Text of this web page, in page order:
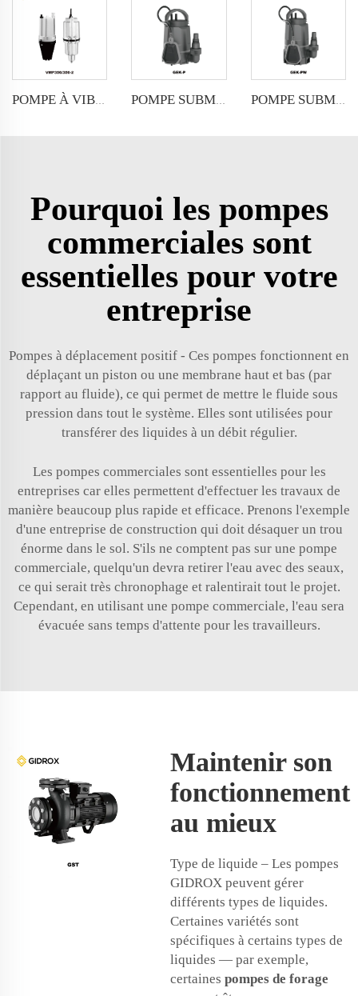
POMPE À VIBRATION GIDROX-VMP POMPE SUBMERSIBLE JARDIN GIDROX POUR EAUX CLAIRES-GEK-P POMPE SUBMERSIBLE JARDIN GIDROX POUR EAUX SALIES-GEK-PW
Pourquoi les pompes
commerciales sont
essentielles pour votre
entreprise
Pompes à déplacement positif - Ces pompes fonctionnent en
déplaçant un piston ou une membrane haut et bas (par
rapport au fluide), ce qui permet de mettre le fluide sous
pression dans tout le système. Elles sont utilisées pour
transférer des liquides à un débit régulier.
Les pompes commerciales sont essentielles pour les
entreprises car elles permettent d'effectuer les travaux de
manière beaucoup plus rapide et efficace. Prenons l'exemple
d'une entreprise de construction qui doit désaquer un trou
énorme dans le sol. S'ils ne comptent pas sur une pompe
commerciale, quelqu'un devra retirer l'eau avec des seaux,
ce qui serait très chronophage et ralentirait tout le projet.
Cependant, en utilisant une pompe commerciale, l'eau sera
évacuée sans temps d'attente pour les travailleurs.
Maintenir son
fonctionnement
au mieux
Type de liquide – Les pompes
GIDROX peuvent gérer
différents types de liquides.
Certaines variétés sont
spécifiques à certains types de
liquides — par exemple,
certaines pompes de forage